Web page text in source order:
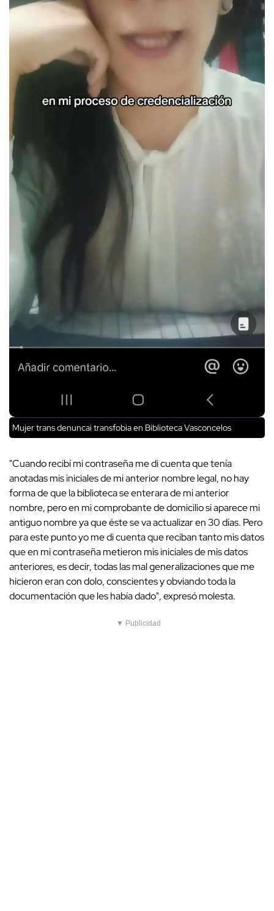
Mujer trans denuncai transfobia en Biblioteca Vasconcelos
"Cuando recibí mi contraseña me di cuenta que tenía
anotadas mis iniciales de mi anterior nombre legal, no hay
forma de que la biblioteca se enterara de mi anterior
nombre, pero en mi comprobante de domicilio si aparece mi
antiguo nombre ya que éste se va actualizar en 30 días. Pero
para este punto yo me di cuenta que reciban tanto mis datos
que en mi contraseña metieron mis iniciales de mis datos
anteriores, es decir, todas las mal generalizaciones que me
hicieron eran con dolo, conscientes y obviando toda la
documentación que les había dado", expresó molesta.
▼ Publicidad